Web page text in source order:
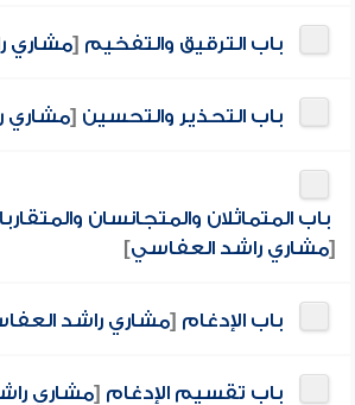
باب الترقيق والتفخيم [مشاري
باب التحذير والتحسين [مشاري
باب المتماثلان والمتجانسان
[مشاري راشد العفاسي]
باب الإدغام [مشاري راشد
باب تقسيم الإدغام [مشاري